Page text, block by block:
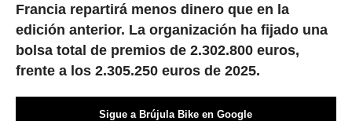
Francia repartirá menos dinero que en la
edición anterior. La organización ha fijado una
bolsa total de premios de 2.302.800 euros,
frente a los 2.305.250 euros de 2025.
Sigue a Brújula Bike en Google